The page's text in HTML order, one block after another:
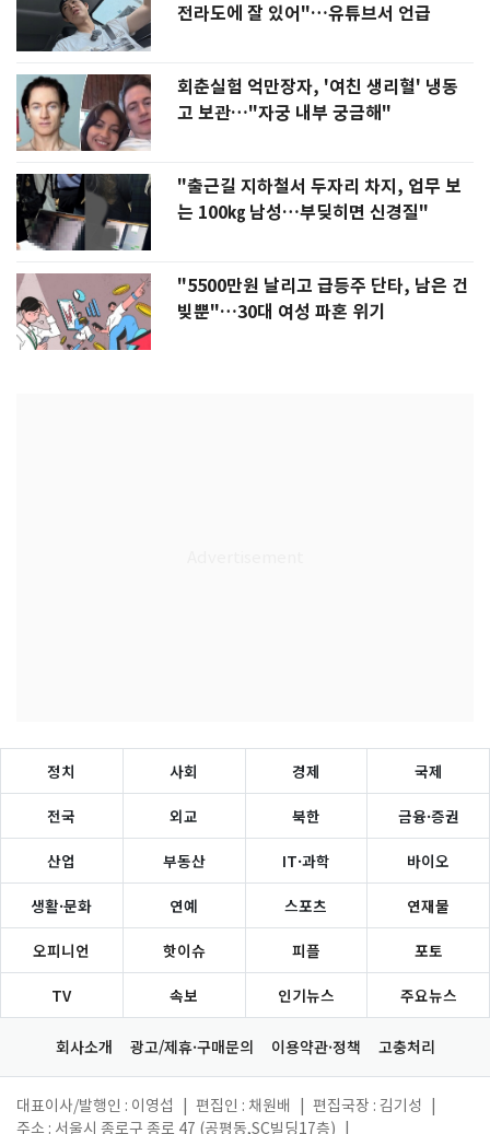
전라도에 잘 있어"…유튜브서 언급
회춘실험 억만장자, '여친 생리혈' 냉동
고 보관…"자궁 내부 궁금해"
"출근길 지하철서 두자리 차지, 업무 보
는 100㎏ 남성…부딪히면 신경질"
"5500만원 날리고 급등주 단타, 남은 건
빚뿐"…30대 여성 파혼 위기
정치 사회 경제 국제
전국 외교 북한 금융·증권
산업 부동산 IT·과학 바이오
생활·문화 연예 스포츠 연재물
오피니언 핫이슈 피플 포토
TV 속보 인기뉴스 주요뉴스
회사소개 광고/제휴·구매문의 이용약관·정책 고충처리
대표이사/발행인 : 이영섭 편집인 : 채원배 편집국장 : 김기성
주소 : 서울시 종로구 종로 47 (공평동,SC빌딩17층)